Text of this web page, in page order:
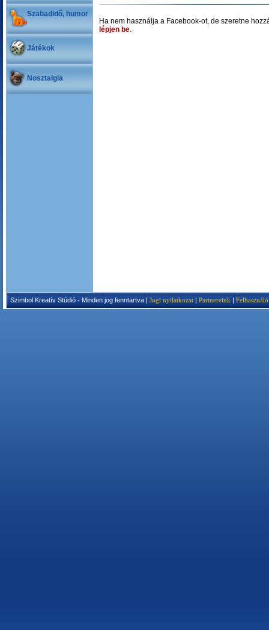
Szabadidő, humor
Játékok
Nosztalgia
Ha nem használja a Facebook-ot, de szeretne
lépjen be.
Szimbol Kreatív Stúdió - Minden jog fenntartva | Jogi nyilatkozat | Partnereink |